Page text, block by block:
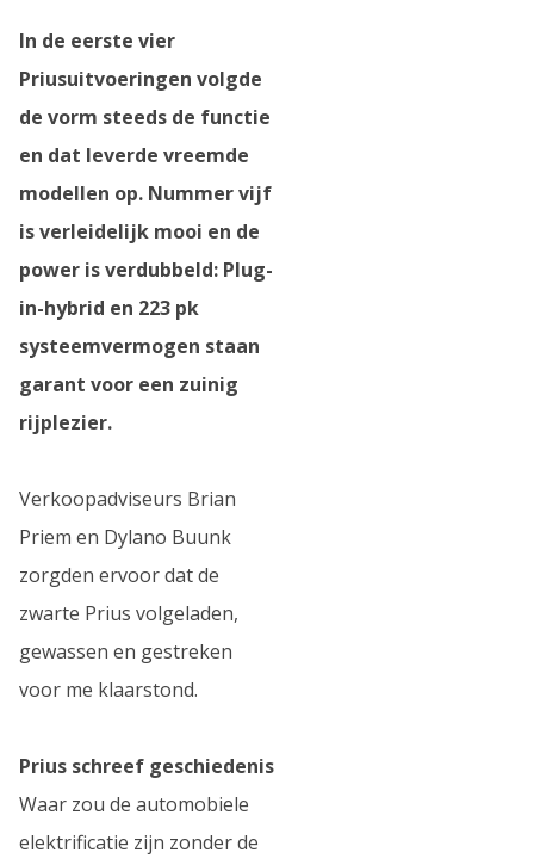
In de eerste vier
Priusuitvoeringen volgde
de vorm steeds de functie
en dat leverde vreemde
modellen op. Nummer vijf
is verleidelijk mooi en de
power is verdubbeld: Plug-
in-hybrid en 223 pk
systeemvermogen staan
garant voor een zuinig
rijplezier.
Verkoopadviseurs Brian
Priem en Dylano Buunk
zorgden ervoor dat de
zwarte Prius volgeladen,
gewassen en gestreken
voor me klaarstond.
Prius schreef geschiedenis
Waar zou de automobiele
elektrificatie zijn zonder de